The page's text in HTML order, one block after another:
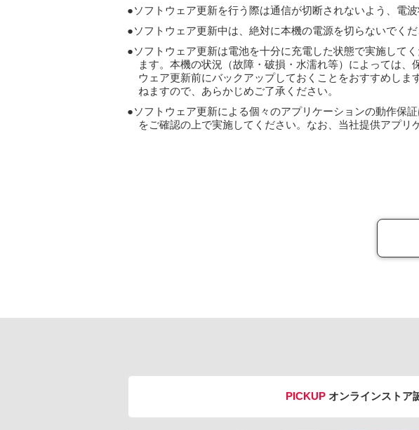
ソフトウェア更新を行う際は通信が切断されないよう、電
ソフトウェア更新中は、絶対に本機の電源を切らないでく
ソフトウェア更新は電池を十分に充電した状態で実施して
ます。本機の状況（故障・破損・水濡れ等）によっては
ウェア更新前にバックアップしておくことをおすすめし
ねますので、あらかじめご了承ください。
ソフトウェア更新による個々のアプリケーションの動作保
をご確認の上で実施してください。なお、当社提供アプリ
PICKUP オンラインストア